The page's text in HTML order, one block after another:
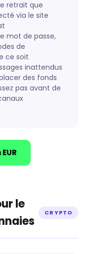
retrait que
via le site
mot de passe,
de
ce soit
inattendus
des fonds
pas avant de
le
CRYPTO